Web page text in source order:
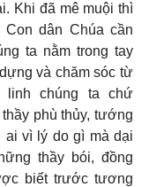
Khi đã mê muội thì
dân Chúa cần
ta nằm trong tay
và chăm sóc từ
linh chúng ta chứ
phù thủy, tướng
ai vì lý do gì mà dại
thầy bói, đồng
biết trước tương